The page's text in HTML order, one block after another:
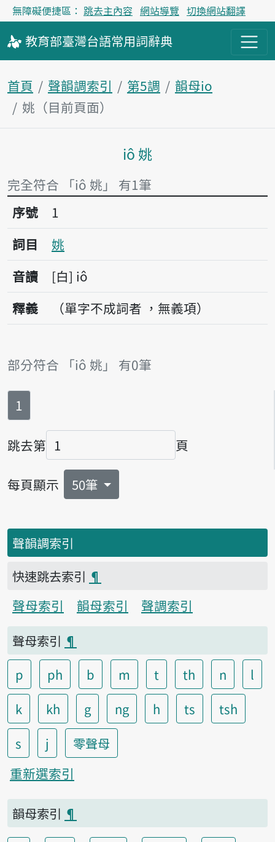
無障礙便捷區： 跳去主內容 網站導覽 切換網站翻譯
教育部臺灣台語常用詞辭典
首頁 聲韻調索引 第5調
韻母io
姚（目前頁面）
主內容區塊
iô 姚
完全符合 「iô 姚」 有1筆
序號1姚
序號
1
詞目
姚
音讀
白 iô
釋義
（單字不成詞者 ，無義項）
部分符合 「iô 姚」 有0筆
第
1
跳去第
頁碼
頁
每頁顯示 50筆
聲韻調索引
快速跳去索引 ¶
聲母索引
韻母索引
聲調索引
聲母索引 ¶
p
ph b m t th n
l
k
kh g ng h ts
tsh
s
j
零聲母
重新選索引
韻母索引 ¶